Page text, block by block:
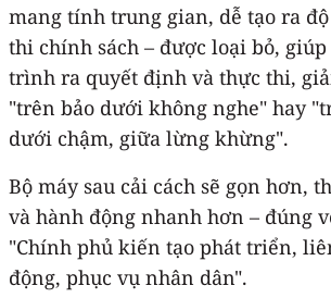
mang tính trung gian, dễ tạo ra
thi chính sách – được loại bỏ,
trình ra quyết định và thực thi,
"trên bảo dưới không nghe" hay
dưới chậm, giữa lừng khừng".
Bộ máy sau cải cách sẽ gọn hơn,
và hành động nhanh hơn – đúng
"Chính phủ kiến tạo phát triển,
động, phục vụ nhân dân".